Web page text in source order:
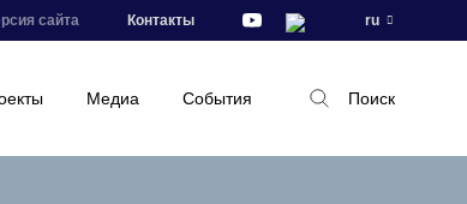
сайта Контакты ru
Медиа События Поиск